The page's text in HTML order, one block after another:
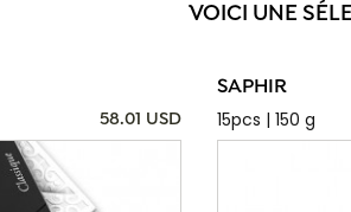
VOICI UNE
58.01 USD
SAPHIR
15pcs | 150 g